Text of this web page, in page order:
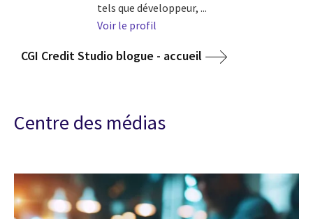
tels que développeur, ...
Voir le profil
CGI Credit Studio blogue - accueil
Centre des médias